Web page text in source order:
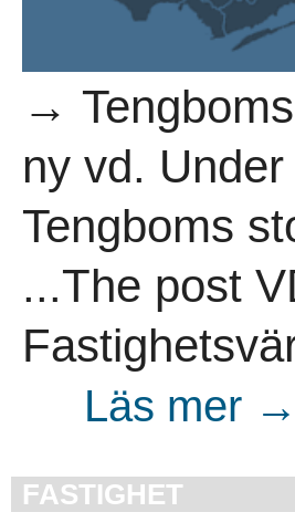
→
ny vd.
Tengboms
...The post
Läs mer
FASTIGHET